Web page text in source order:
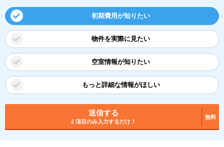
初期費用が知りたい
物件を実際に見たい
空室情報が知りたい
もっと詳細な情報がほしい
送信する
2 項目のみ入力するだけ！
無料